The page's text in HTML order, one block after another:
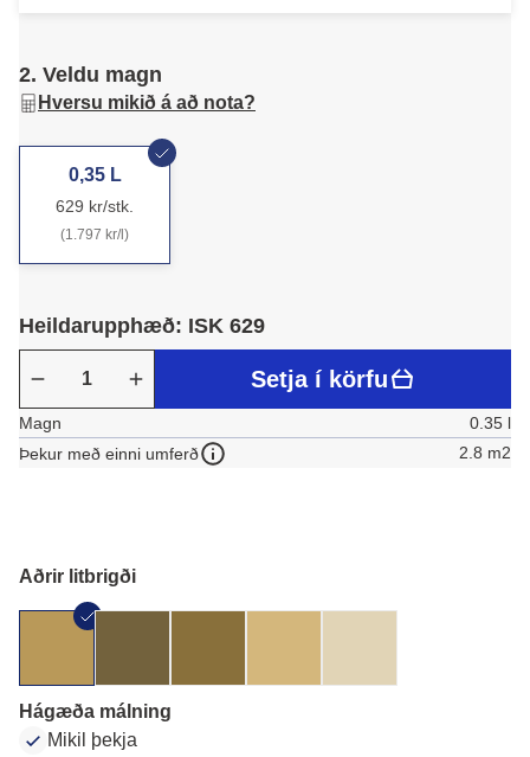
2. Veldu magn
Hversu mikið á að nota?
0,35 L
629 kr/stk.
(1.797 kr/l)
Heildarupphæð: ISK 629
Setja í körfu
Magn
0.35 l
Þekur með einni umferð
2.8 m2
Aðrir litbrigði
Hágæða málning
Mikil þekja